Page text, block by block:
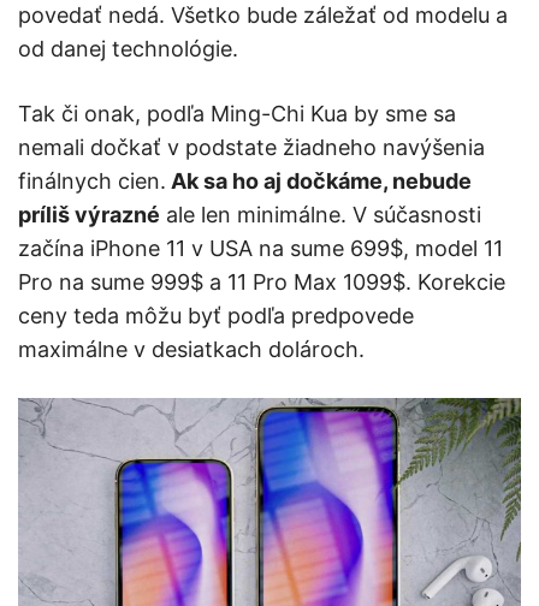
povedať nedá. Všetko bude záležať od modelu a
od danej technológie.
Tak či onak, podľa Ming-Chi Kua by sme sa
nemali dočkať v podstate žiadneho navýšenia
finálnych cien. Ak sa ho aj dočkáme, nebude
príliš výrazné ale len minimálne. V súčasnosti
začína iPhone 11 v USA na sume 699$, model 11
Pro na sume 999$ a 11 Pro Max 1099$. Korekcie
ceny teda môžu byť podľa predpovede
maximálne v desiatkach dolároch.